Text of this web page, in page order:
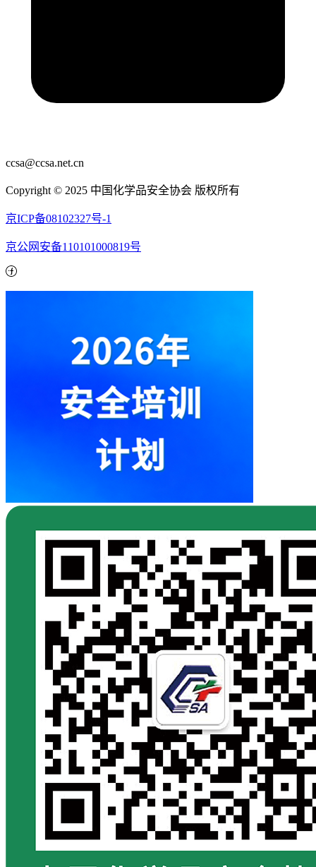
ccsa@ccsa.net.cn
Copyright © 2025 中国化学品安全协会 版权所有
京ICP备08102327号-1
京公网安备110101000819号